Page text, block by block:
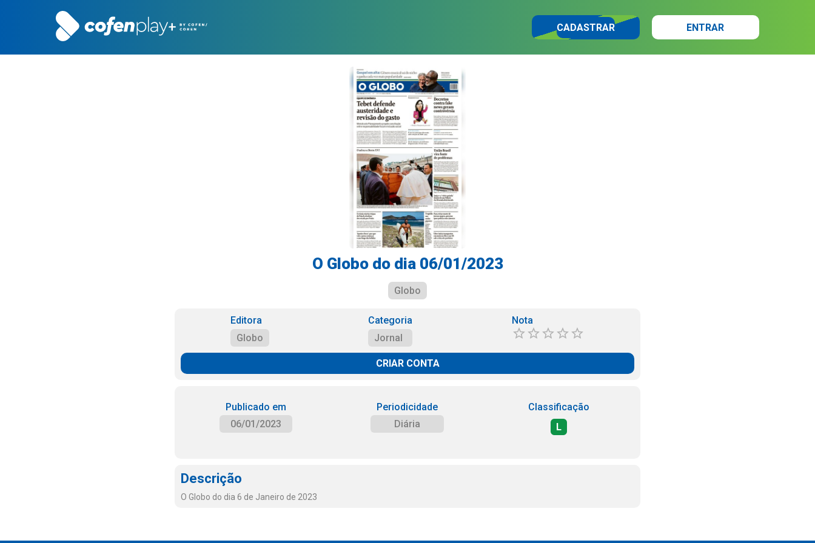
CADASTRAR ENTRAR
O Globo do dia 06/01/2023
Globo
Editora
Globo
Categoria
Jornal
Nota
CRIAR CONTA
Publicado em
06/01/2023
Periodicidade
Diária
Classificação
L
Descrição
O Globo do dia 6 de Janeiro de 2023